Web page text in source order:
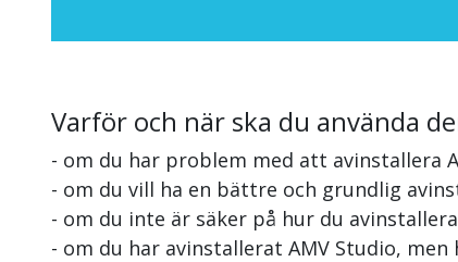
Varför och när ska du använda
- om du har problem med att avinstallera
- om du vill ha en bättre och grundlig
- om du inte är säker på hur du
- om du har avinstallerat AMV Studio,